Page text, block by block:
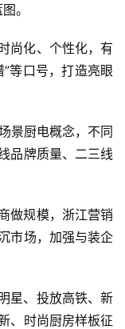
。
尚化、个性化，有
等口号，打造亮眼
景厨电概念，不同
品牌质量、二三线
做规模，浙江营销
市场，加强与装企
星、投放高铁、新
、时尚厨房样板征